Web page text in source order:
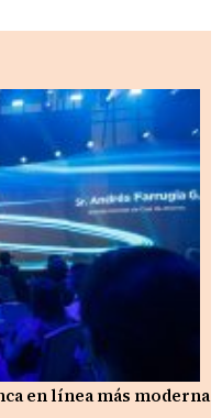
en línea más moderna